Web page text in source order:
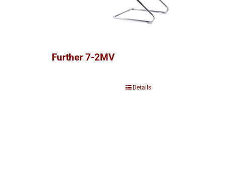
Further 7-2MV
Details